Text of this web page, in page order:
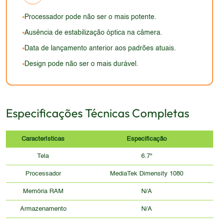
para quem busca um celular mais resistente a
riscos e quedas.
Processador pode não ser o mais potente.
Ausência de estabilização óptica na câmera.
Data de lançamento anterior aos padrões atuais.
Design pode não ser o mais durável.
Especificações Técnicas Completas
Características Especificação
Tela 6.7"
Processador MediaTek Dimensity 1080
Memória RAM N/A
Armazenamento N/A